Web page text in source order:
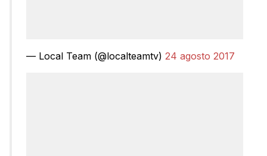
— Local Team (@localteamtv) 24 agosto 2017